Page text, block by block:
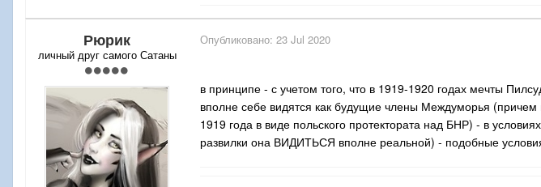
Рюрик
личный друг самого Сатаны
Опубликовано: 23 Jul 2020
в принципе - с учетом того, что в 1919-1920 годах мечты
вполне себе видятся как будущие члены Междуморья (причем
1919 года в виде польского протектората над БНР) - в
развилки она ВИДИТЬСЯ вполне реальной) - подобные